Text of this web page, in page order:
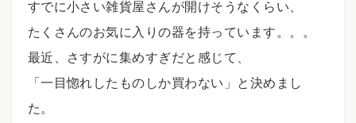
すでに小さい雑貨屋さんが開けそうなくらい、
たくさんのお気に入りの器を持っています。。。
最近、さすがに集めすぎだと感じて、
「一目惚れしたものしか買わない」と決めまし
た。